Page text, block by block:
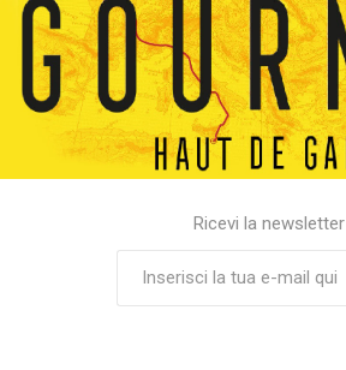
Ricevi la newsletter